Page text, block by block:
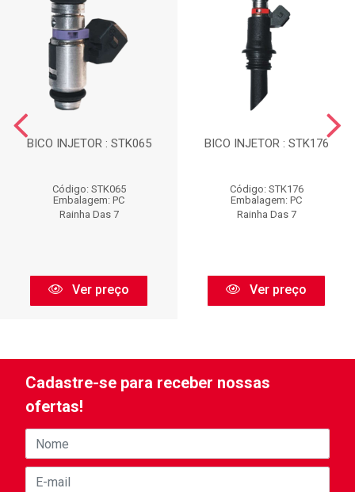
BICO INJETOR : STK065
Código: STK065
Embalagem: PC
Rainha Das 7
Ver preço
BICO INJETOR : STK176
Código: STK176
Embalagem: PC
Rainha Das 7
Ver preço
Cadastre-se para receber nossas
ofertas!